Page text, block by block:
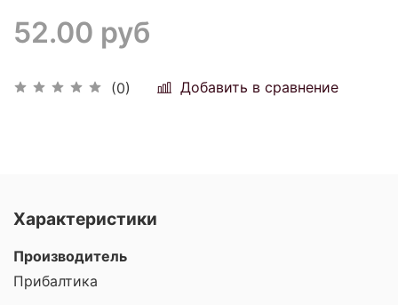
(0) Добавить в сравнение
52.00 руб
Характеристики
Производитель
Прибалтика